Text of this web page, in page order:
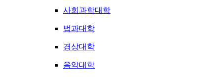
사회과학대학
법과대학
경상대학
음악대학